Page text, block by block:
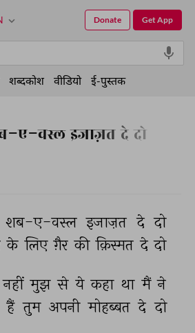
ए-वस्ल इजाज़त दे दो
शब-ए-वस्ल इजाज़त दे दो
के लिए ग़ैर की क़िस्मत दे दो
नहीं मुझ से ये कहा था मैं ने
हैं तुम अपनी मोहब्बत दे दो
Get App
Donate
शब्दकोश वीडियो ई-पुस्तक